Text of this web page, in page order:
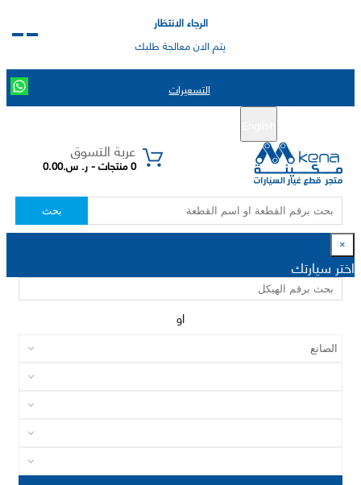
الرجاء الانتظار
يتم الان معالجة طلبك
التسعيرات
عربة التسوق
0 منتجات - ر. س.0.00
بحث
×
اختر سيارتك
او